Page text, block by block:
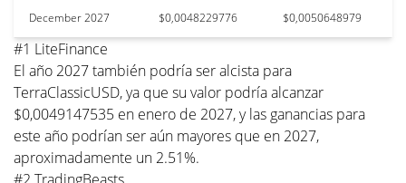
December 2027 $0,0048229776 $0,0050648979
#1 LiteFinance
El año 2027 también podría ser alcista para
TerraClassicUSD, ya que su valor podría alcanzar
$0,0049147535 en enero de 2027, y las ganancias para
este año podrían ser aún mayores que en 2027,
aproximadamente un 2.51%.